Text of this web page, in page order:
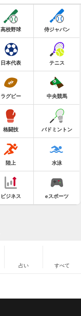
高校野球 侍ジャパン
日本代表 テニス
ラグビー 中央競馬
格闘技 バドミントン
陸上 水泳
ビジネス eスポーツ
占い すべて